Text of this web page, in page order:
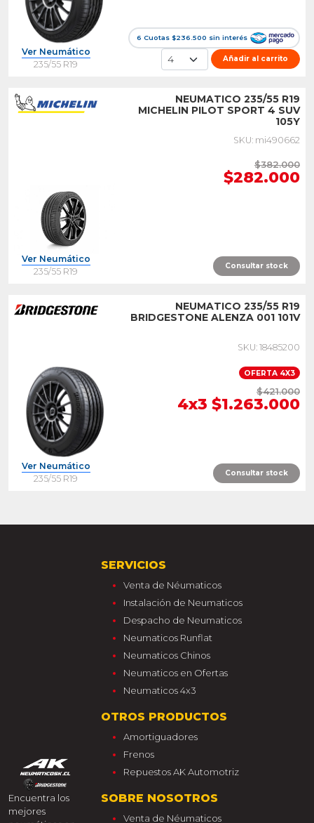
6 Cuotas $236.500 sin interés
Ver Neumático
235/55 R19
Añadir al carrito
NEUMATICO 235/55 R19
MICHELIN PILOT SPORT 4 SUV
105Y
SKU: mi490662
$382.000
$282.000
Ver Neumático
235/55 R19
Consultar stock
NEUMATICO 235/55 R19
BRIDGESTONE ALENZA 001 101V
SKU: 18485200
OFERTA 4X3
$421.000
4x3 $1.263.000
Ver Neumático
235/55 R19
Consultar stock
Encuentra los
mejores
SERVICIOS
Venta de Néumaticos
Instalación de Neumaticos
Despacho de Neumaticos
Neumaticos Runflat
Neumaticos Chinos
Neumaticos en Ofertas
Neumaticos 4x3
OTROS PRODUCTOS
Amortiguadores
Frenos
Repuestos AK Automotriz
SOBRE NOSOTROS
Venta de Néumaticos